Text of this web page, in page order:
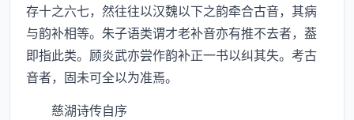
存十之六七，然往往以汉魏以下之韵牵合古音，其病
与韵补相等。朱子语类谓才老补音亦有推不去者，葢
即指此类。顾炎武亦尝作韵补正一书以纠其失。考古
音者，固未可全以为准焉。
慈湖诗传自序